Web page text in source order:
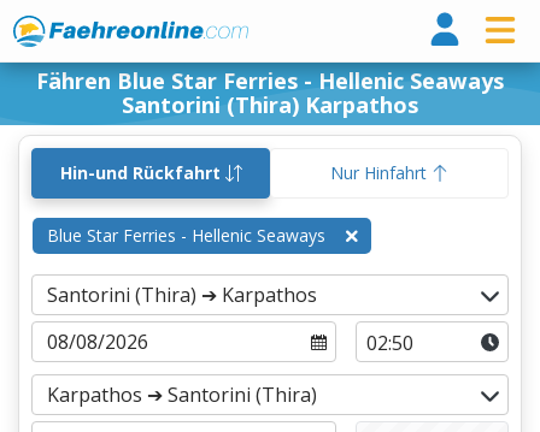
Fähren Blue Star Ferries - Hellenic Seaways
Santorini (Thira) Karpathos
Hin-und Rückfahrt Nur Hinfahrt
Blue Star Ferries - Hellenic Seaways